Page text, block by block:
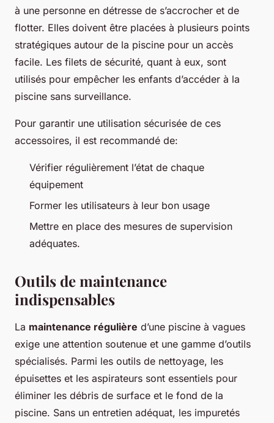
à une personne en détresse de s’accrocher et de
flotter. Elles doivent être placées à plusieurs points
stratégiques autour de la piscine pour un accès
facile. Les filets de sécurité, quant à eux, sont
utilisés pour empêcher les enfants d’accéder à la
piscine sans surveillance.
Pour garantir une utilisation sécurisée de ces
accessoires, il est recommandé de:
Vérifier régulièrement l’état de chaque
équipement
Former les utilisateurs à leur bon usage
Mettre en place des mesures de supervision
adéquates.
Outils de maintenance
indispensables
La maintenance régulière d’une piscine à vagues
exige une attention soutenue et une gamme d’outils
spécialisés. Parmi les outils de nettoyage, les
épuisettes et les aspirateurs sont essentiels pour
éliminer les débris de surface et le fond de la
piscine. Sans un entretien adéquat, les impuretés